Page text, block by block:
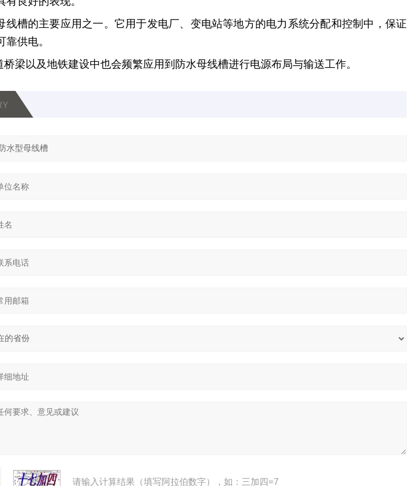
线槽的主要应用之一。它用于发电厂、变电站等地方的电力系统分配和控制中，保证
供电。
梁以及地铁建设中也会频繁应用到防水母线槽进行电源布局与输送工作。
请输入计算结果（填写阿拉伯数字），如：三加四=7